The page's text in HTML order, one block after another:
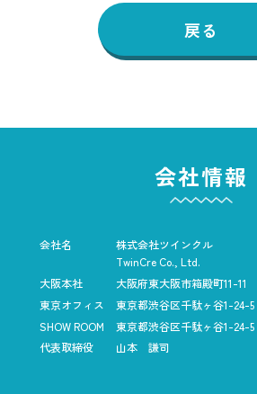
戻る
会社情報
会社名
株式会社ツインクル
TwinCre Co., Ltd.
大阪本社
大阪府東大阪市箱殿町11-11
東京オフィス
東京都渋谷区千駄ヶ谷1-24-5
SHOW ROOM
東京都渋谷区千駄ヶ谷1-24-5
代表取締役
山本 謙司